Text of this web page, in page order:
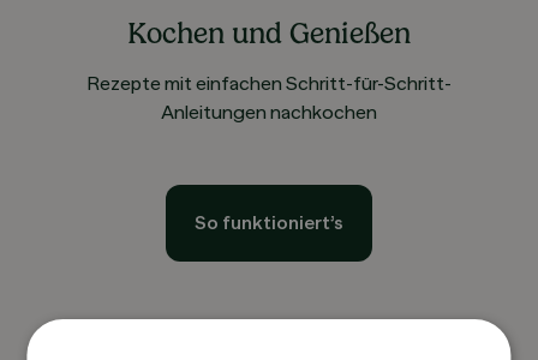
Kochen und Genießen
Rezepte mit einfachen Schritt-für-Schritt-
Anleitungen nachkochen
So funktioniert’s